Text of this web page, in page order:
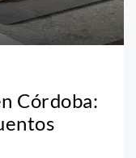
Córdoba: